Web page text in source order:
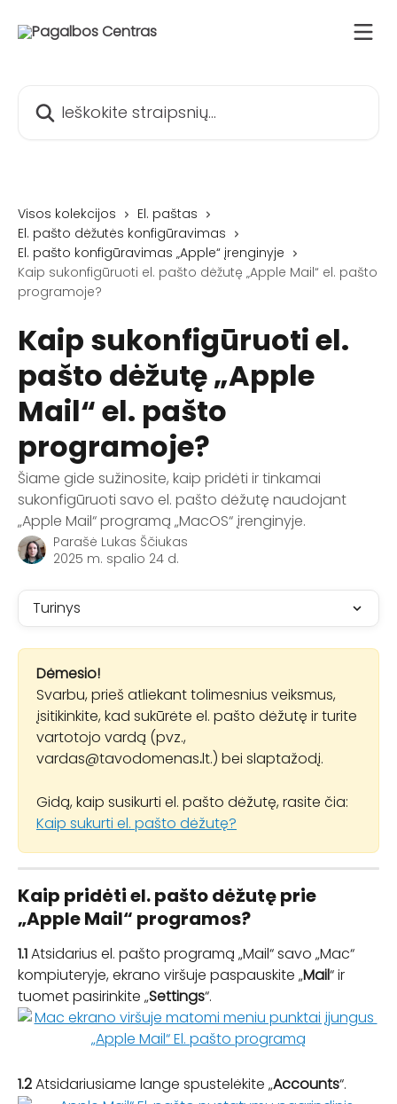
Visos kolekcijos
El. paštas
El. pašto dėžutės konfigūravimas
El. pašto konfigūravimas „Apple“ įrenginyje
Kaip sukonfigūruoti el. pašto dėžutę „Apple Mail“ el. pašto
programoje?
Kaip sukonfigūruoti el.
pašto dėžutę „Apple
Mail“ el. pašto
programoje?
Šiame gide sužinosite, kaip pridėti ir tinkamai
sukonfigūruoti savo el. pašto dėžutę naudojant
„Apple Mail“ programą „MacOS“ įrenginyje.
Parašė Lukas Ščiukas
2025 m. spalio 24 d.
Turinys
Dėmesio!
Svarbu, prieš atliekant tolimesnius veiksmus,
įsitikinkite, kad sukūrėte el. pašto dėžutę ir turite
vartotojo vardą (pvz.,
vardas@tavodomenas.lt.) bei slaptažodį.
Gidą, kaip susikurti el. pašto dėžutę, rasite čia:
Kaip sukurti el. pašto dėžutę?
Kaip pridėti el. pašto dėžutę prie
„Apple Mail“ programos?
1.1 Atsidarius el. pašto programą „Mail“ savo „Mac“
kompiuteryje, ekrano viršuje paspauskite „Mail“ ir
tuomet pasirinkite „Settings“.
1.2 Atsidariusiame lange spustelėkite „Accounts“.